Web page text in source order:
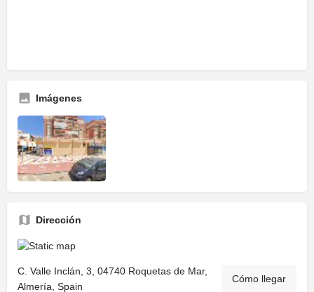
Imágenes
Dirección
C. Valle Inclán, 3, 04740 Roquetas de Mar,
Almería, Spain
Cómo llegar